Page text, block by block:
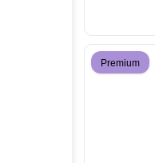
Premium